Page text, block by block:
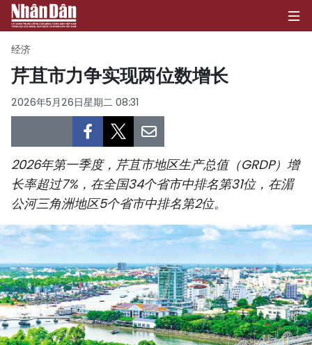
首页
政治
经济
社会
环保
文化
体育
国际
经济
芹苴市力争实现两位数增长
2026年5月26日星期二 08:31
2026年第一季度，芹苴市地区生产总值（GRDP）增
长率超过7%，在全国34个省市中排名第31位，在湄
公河三角洲地区5个省市中排名第2位。